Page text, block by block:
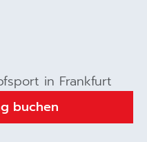
in Frankfurt
buchen